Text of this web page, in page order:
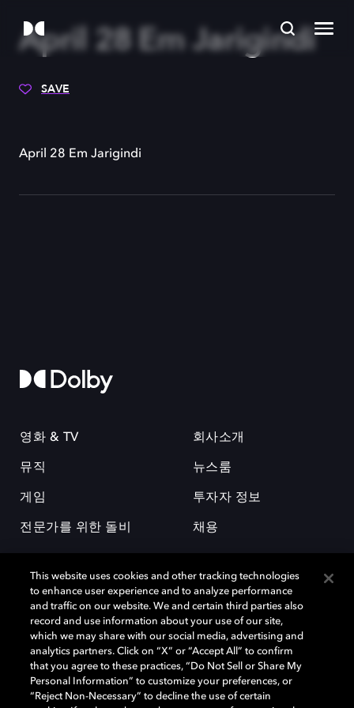
April 28 Em Jarigindi
SAVE
April 28 Em Jarigindi
영화 & TV
뮤직
게임
전문가를 위한 돌비
회사소개
뉴스룸
투자자 정보
채용
돌비(Dolby)와 double-D 심볼은 미국 및 기타 국가 돌비래버러토리스
(Dolby Laboratories, Inc.)의 등록 및 미등록 상표이다. 그 밖에 다른 자료에
기재된 상표는 해당 상표 소유권자의 등록상표로 유지된다. © 2025 Dolby
Laboratories, Inc. All rights reserved.
This website uses cookies and other tracking technologies
to enhance user experience and to analyze performance
and traffic on our website. We and certain third parties also
record and use information about your use of our site,
which we may share with our social media, advertising and
analytics partners. Click on “X” or “Accept All” to confirm
that you agree to these practices, “Do Not Sell or Share My
Personal Information” to customize your preferences, or
“Reject Non-Necessary” to decline the use of certain